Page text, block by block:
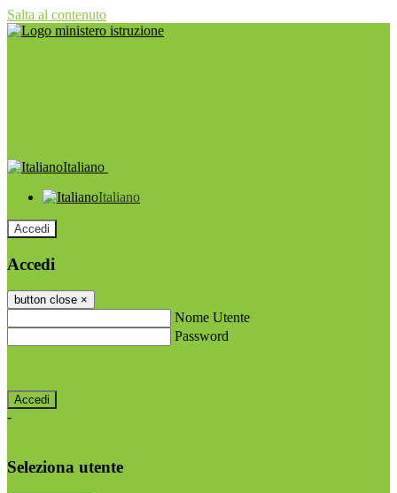
Salta al contenuto
Italiano
Italiano
Accedi
Accedi
button close ×
Nome Utente
Password
-
Seleziona utente